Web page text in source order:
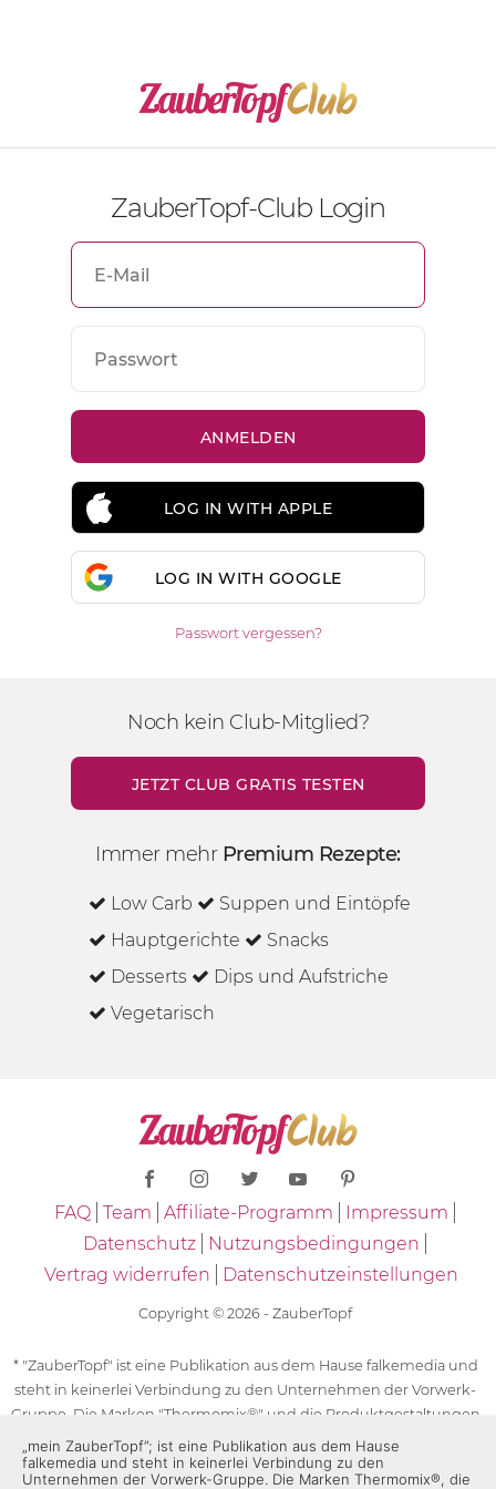
ZauberTopf-Club Login
LOG IN WITH APPLE
LOG IN WITH GOOGLE
Passwort vergessen?
Noch kein Club-Mitglied?
JETZT CLUB GRATIS TESTEN
Immer mehr Premium Rezepte:
Low Carb
Suppen und Eintöpfe
Hauptgerichte
Snacks
Desserts
Dips und Aufstriche
Vegetarisch
FAQ Team Affiliate-Programm
Impressum
Datenschutz
Nutzungsbedingungen
Vertrag widerrufen
Datenschutzeinstellungen
Copyright © 2026 - ZauberTopf
* "ZauberTopf" ist eine Publikation aus dem Hause falkemedia und
steht in keinerlei Verbindung zu den Unternehmen der Vorwerk-
Gruppe. Die Marken "Thermomix®" und die Produktgestaltungen
des "Thermomix®" sind eingetragene Marken der Unternehmen
der Vorwerk-Gruppe. Die Marken Thermomix®, die Zeichen TM5®,
„mein ZauberTopf”; ist eine Publikation aus dem Hause
falkemedia und steht in keinerlei Verbindung zu den
Unternehmen der Vorwerk-Gruppe. Die Marken Thermomix®, die